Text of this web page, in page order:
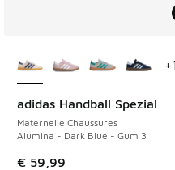
adidas Handball Spezial
Maternelle Chaussures
Alumina - Dark Blue - Gum 3
€ 59,99
+